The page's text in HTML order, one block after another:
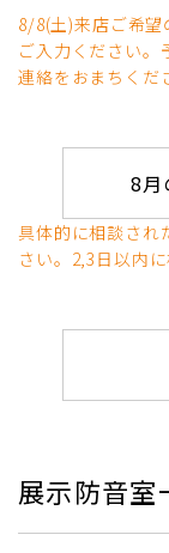
8/8(土)来店ご希望
ご入力ください。
連絡をおまちくだ
8月
具体的に相談され
さい。2,3日以内
展示防音室